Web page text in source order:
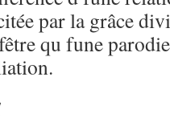
par la grâce
qu fune